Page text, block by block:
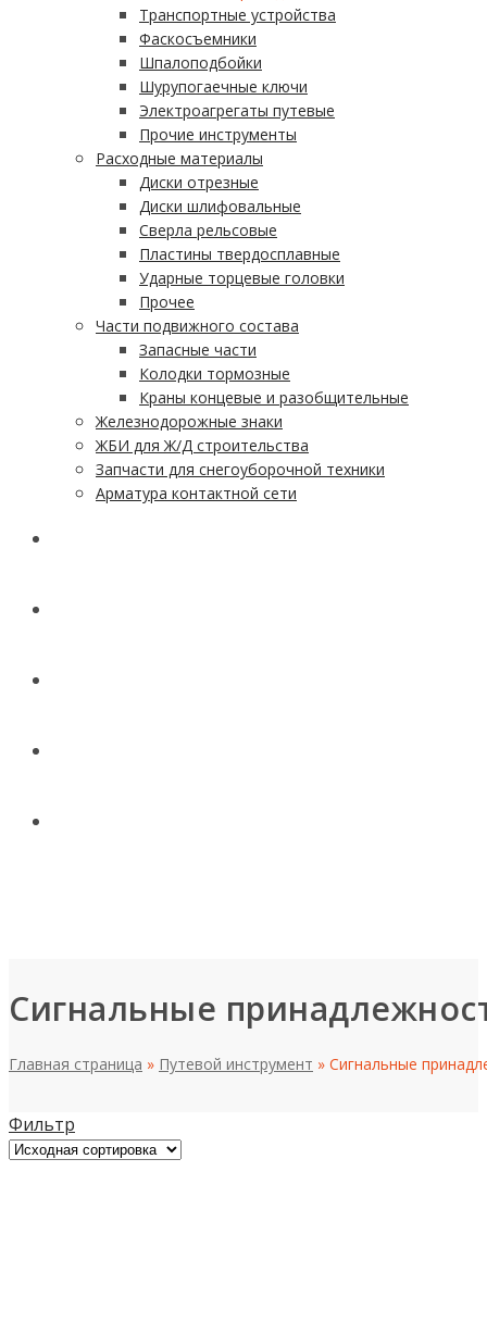
Транспортные устройства
Фаскосъемники
Шпалоподбойки
Шурупогаечные ключи
Электроагрегаты путевые
Прочие инструменты
Расходные материалы
Диски отрезные
Диски шлифовальные
Сверла рельсовые
Пластины твердосплавные
Ударные торцевые головки
Прочее
Части подвижного состава
Запасные части
Колодки тормозные
Краны концевые и разобщительные
Железнодорожные знаки
ЖБИ для Ж/Д строительства
Запчасти для снегоуборочной техники
Арматура контактной сети
Сигнальные
Главная страница » Путевой инструмент » Сигнальные
Фильтр